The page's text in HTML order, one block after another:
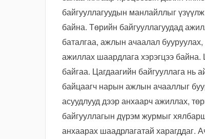
байгууллагуудын манлайллыг
байна. Төрийн байгууллагуудад
баталгаа, ажлын ачаалал
ажиллах шаардлага хэрэгцээ байна.
байгаа. Цагдаагийн байгууллага нь
байцаагч нарын ажлын ачааллыг
асуудлууд дээр анхаарч ажиллах,
байгууллагын дүрэм журмыг
анхаарах шаадрлагатай харагддаг.